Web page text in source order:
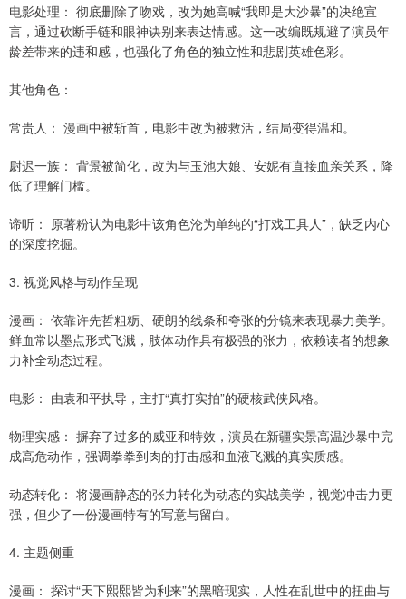
电影处理： 彻底删除了吻戏，改为她高喊“我即是大沙暴”的决绝宣
言，通过砍断手链和眼神诀别来表达情感。这一改编既规避了演员年
龄差带来的违和感，也强化了角色的独立性和悲剧英雄色彩。
其他角色：
常贵人： 漫画中被斩首，电影中改为被救活，结局变得温和。
尉迟一族： 背景被简化，改为与玉池大娘、安妮有直接血亲关系，降
低了理解门槛。
谛听： 原著粉认为电影中该角色沦为单纯的“打戏工具人”，缺乏内心
的深度挖掘。
3. 视觉风格与动作呈现
漫画： 依靠许先哲粗粝、硬朗的线条和夸张的分镜来表现暴力美学。
鲜血常以墨点形式飞溅，肢体动作具有极强的张力，依赖读者的想象
力补全动态过程。
电影： 由袁和平执导，主打“真打实拍”的硬核武侠风格。
物理实感： 摒弃了过多的威亚和特效，演员在新疆实景高温沙暴中完
成高危动作，强调拳拳到肉的打击感和血液飞溅的真实质感。
动态转化： 将漫画静态的张力转化为动态的实战美学，视觉冲击力更
强，但少了一份漫画特有的写意与留白。
4. 主题侧重
漫画： 探讨“天下熙熙皆为利来”的黑暗现实，人性在乱世中的扭曲与